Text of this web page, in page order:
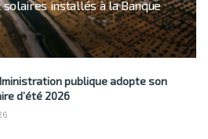
solaires installés à la Banque
publique adopte son
d’été 2026